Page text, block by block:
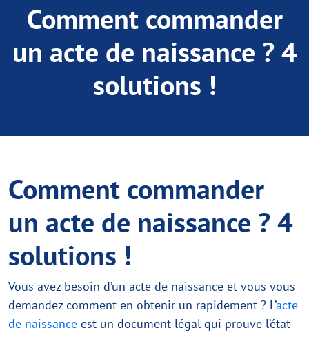
Comment commander
un acte de naissance ? 4
solutions !
Comment commander
un acte de naissance ? 4
solutions !
Vous avez besoin d’un acte de naissance et vous vous
demandez comment en obtenir un rapidement ? L’acte
de naissance est un document légal qui prouve l’état